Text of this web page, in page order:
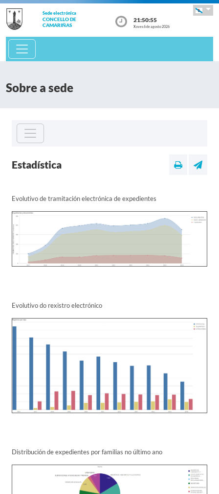
Sede electrónica
CONCELLO DE
CAMARIÑAS
21:50:56
Xoves 6 de agosto 2026
Sobre a sede
Estadística
Evolutivo de tramitación electrónica de expedientes
Evolutivo do rexistro electrónico
Distribución de expedientes por familias no último ano